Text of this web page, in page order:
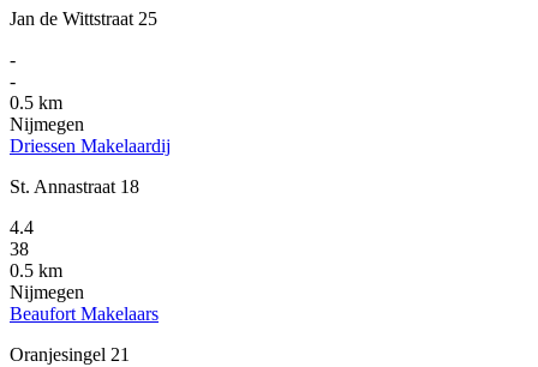
Jan de Wittstraat 25
-
-
0.5 km
Nijmegen
Driessen Makelaardij
St. Annastraat 18
4.4
38
0.5 km
Nijmegen
Beaufort Makelaars
Oranjesingel 21